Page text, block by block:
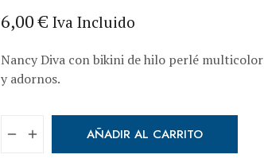
6,00€ Iva Incluido
Nancy Diva con bikini de hilo perlé multicolor
y adornos.
Nancy Diva en la playa cantidad
AÑADIR AL CARRITO